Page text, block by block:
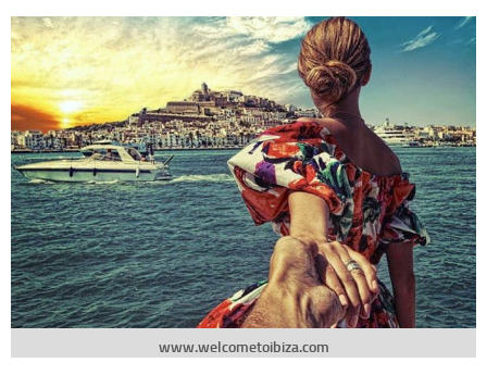
www.welcometoibiza.com